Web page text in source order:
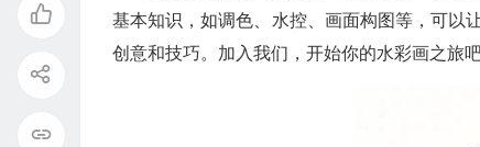
基本知识，如调色、水控、画面构图等，可以
创意和技巧。加入我们，开始你的水彩画之旅吧